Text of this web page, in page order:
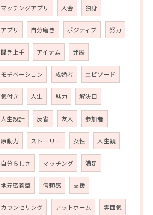
マッチングアプリ 入会 独身
アプリ 自分磨き ポジティブ 努力
聞き上手 アイテム 発展
モチベーション 成婚者 エピソード
気付き 人生 魅力 解決口
人生設計 反省 友人 参加者
原動力 ストーリー 女性 人生観
自分らしさ マッチング 満足
地元密着型 信頼感 支援
カウンセリング アットホーム 雰囲気